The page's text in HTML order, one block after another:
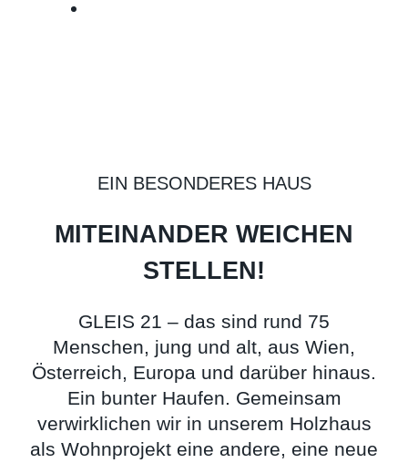
EIN BESONDERES HAUS
MITEINANDER WEICHEN
STELLEN!
GLEIS 21 – das sind rund 75
Menschen, jung und alt, aus Wien,
Österreich, Europa und darüber hinaus.
Ein bunter Haufen. Gemeinsam
verwirklichen wir in unserem Holzhaus
als Wohnprojekt eine andere, eine neue